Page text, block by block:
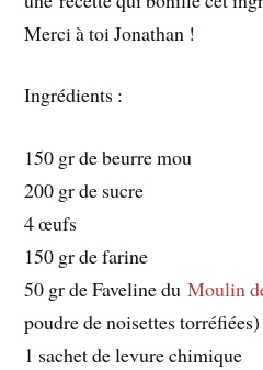
Merci à toi Jonathan !
Ingrédients :
150 gr de beurre mou
200 gr de sucre
4 œufs
150 gr de farine
50 gr de Faveline duMoulin
poudre de noisettes torréfiées)
1 sachet de levure chimique